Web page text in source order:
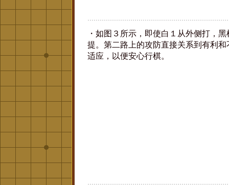
・如图３所示，即使白１从外侧打，
提。第二路上的攻防直接关系到有利和
适应，以便安心行棋。